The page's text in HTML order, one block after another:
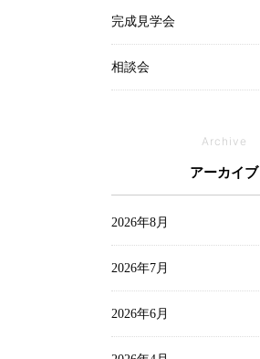
完成見学会
相談会
出口 詩麻
家づくり
山中 瞭平
Archive
アーカイブ
2026年8月
2026年7月
2026年6月